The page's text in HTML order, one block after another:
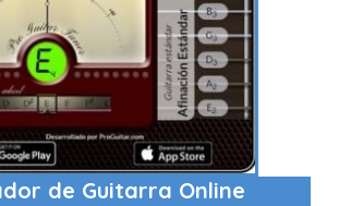
de Guitarra Online